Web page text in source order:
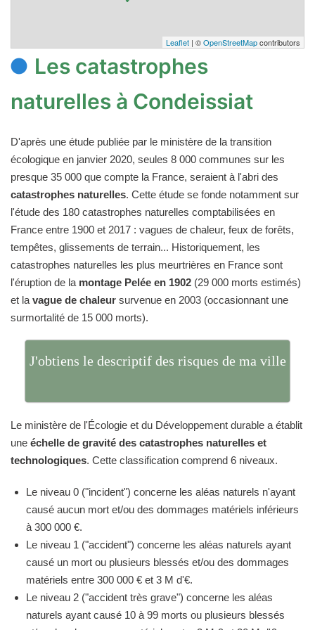
Leaflet | ©OpenStreetMapcontributors
Les catastrophes
naturelles à Condeissiat
D'après une étude publiée par le ministère de la transition
écologique en janvier 2020, seules 8 000 communes sur les
presque 35 000 que compte la France, seraient à l'abri des
catastrophes naturelles. Cette étude se fonde notamment sur
l'étude des 180 catastrophes naturelles comptabilisées en
France entre 1900 et 2017 : vagues de chaleur, feux de forêts,
tempêtes, glissements de terrain... Historiquement, les
catastrophes naturelles les plus meurtrières en France sont
l'éruption de la montage Pelée en 1902 (29 000 morts estimés)
et la vague de chaleur survenue en 2003 (occasionnant une
surmortalité de 15 000 morts).
J'obtiens le descriptif des risques de ma ville
Le ministère de l'Écologie et du Développement durable a établit
une échelle de gravité des catastrophes naturelles et
technologiques. Cette classification comprend 6 niveaux.
Le niveau 0 ("incident") concerne les aléas naturels n'ayant
causé aucun mort et/ou des dommages matériels inférieurs
à 300 000 €.
Le niveau 1 ("accident") concerne les aléas naturels ayant
causé un mort ou plusieurs blessés et/ou des dommages
matériels entre 300 000 € et 3 M d'€.
Le niveau 2 ("accident très grave") concerne les aléas
naturels ayant causé 10 à 99 morts ou plusieurs blessés